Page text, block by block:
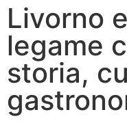
Livorno
legame
storia,